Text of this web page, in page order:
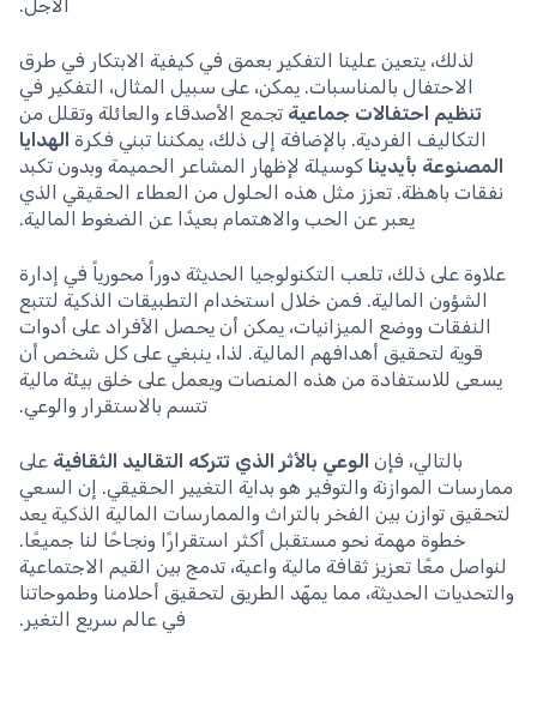
الأجل.
لذلك، يتعين علينا التفكير بعمق في كيفية الابتكار في طرق
الاحتفال بالمناسبات. يمكن، على سبيل المثال، التفكير في
تنظيم احتفالات جماعية تجمع الأصدقاء والعائلة وتقلل من
التكاليف الفردية. بالإضافة إلى ذلك، يمكننا تبني فكرة الهدايا
المصنوعة بأيدينا كوسيلة لإظهار المشاعر الحميمة وبدون تكبد
نفقات باهظة. تعزز مثل هذه الحلول من العطاء الحقيقي الذي
يعبر عن الحب والاهتمام بعيدًا عن الضغوط المالية.
علاوة على ذلك، تلعب التكنولوجيا الحديثة دوراً محورياً في إدارة
الشؤون المالية. فمن خلال استخدام التطبيقات الذكية لتتبع
النفقات ووضع الميزانيات، يمكن أن يحصل الأفراد على أدوات
قوية لتحقيق أهدافهم المالية. لذا، ينبغي على كل شخص أن
يسعى للاستفادة من هذه المنصات ويعمل على خلق بيئة مالية
تتسم بالاستقرار والوعي.
بالتالي، فإن الوعي بالأثر الذي تتركه التقاليد الثقافية على
ممارسات الموازنة والتوفير هو بداية التغيير الحقيقي. إن السعي
لتحقيق توازن بين الفخر بالتراث والممارسات المالية الذكية يعد
خطوة مهمة نحو مستقبل أكثر استقرارًا ونجاحًا لنا جميعًا.
لنواصل معًا تعزيز ثقافة مالية واعية، تدمج بين القيم الاجتماعية
والتحديات الحديثة، مما يمهّد الطريق لتحقيق أحلامنا وطموحاتنا
في عالم سريع التغير.